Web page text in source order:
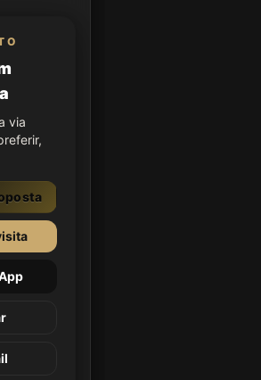
via